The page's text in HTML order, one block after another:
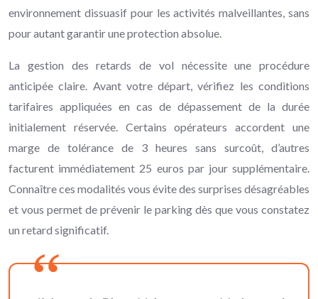
environnement dissuasif pour les activités malveillantes, sans
pour autant garantir une protection absolue.
La gestion des retards de vol nécessite une procédure
anticipée claire. Avant votre départ, vérifiez les conditions
tarifaires appliquées en cas de dépassement de la durée
initialement réservée. Certains opérateurs accordent une
marge de tolérance de 3 heures sans surcoût, d’autres
facturent immédiatement 25 euros par jour supplémentaire.
Connaître ces modalités vous évite des surprises désagréables
et vous permet de prévenir le parking dès que vous constatez
un retard significatif.